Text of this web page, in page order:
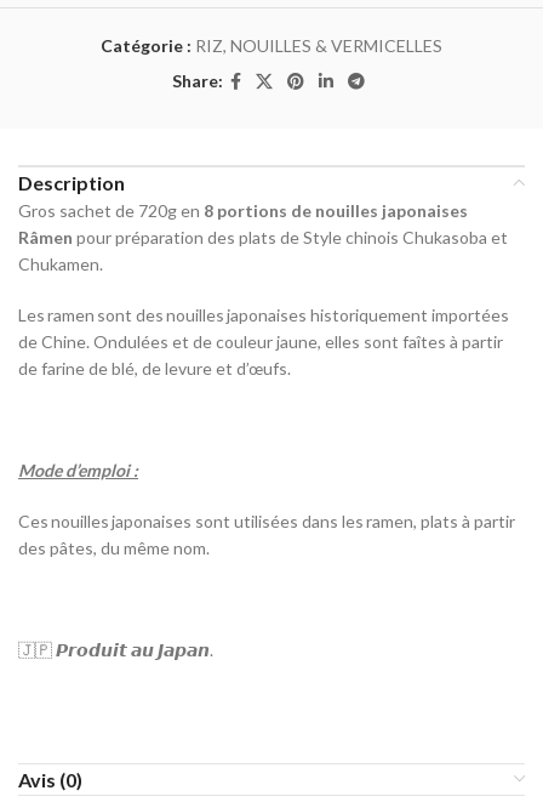
Catégorie : RIZ, NOUILLES & VERMICELLES
Share:
Description
Gros sachet de 720g en 8 portions de nouilles japonaises
Râmen pour préparation des plats de Style chinois Chukasoba et
Chukamen.
Les ramen sont des nouilles japonaises historiquement importées
de Chine. Ondulées et de couleur jaune, elles sont faîtes à partir
de farine de blé, de levure et d’œufs.
Mode d’emploi :
Ces nouilles japonaises sont utilisées dans les ramen, plats à partir
des pâtes, du même nom.
🇯🇵𝙋𝙧𝙤𝙙𝙪𝙞𝙩𝙖𝙪𝙅𝙖𝙥𝙖𝙣.
Avis (0)